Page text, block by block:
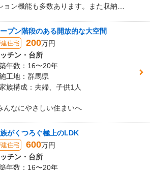
ョン機能も多数あります。また収納ス
プン階段のある開放的な大空間
建住宅 200万円
チン・台所
年数：16〜20年
工地：群馬県
族構成：夫婦、子供1人
んなにやさしい住まいへ
がくつろぐ極上のLDK
建住宅 600万円
チン・台所
年数：16〜20年